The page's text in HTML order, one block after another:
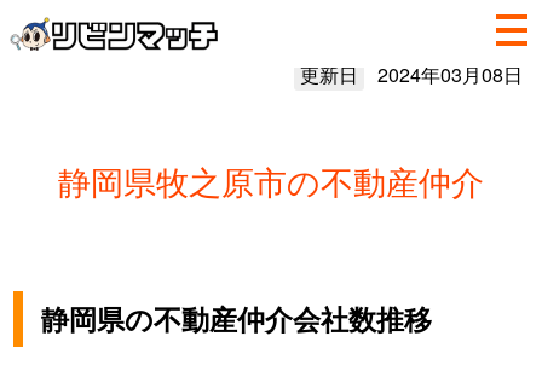
更新日 2024年03月08日
静岡県牧之原市の不動産仲介
静岡県の不動産仲介会社数推移